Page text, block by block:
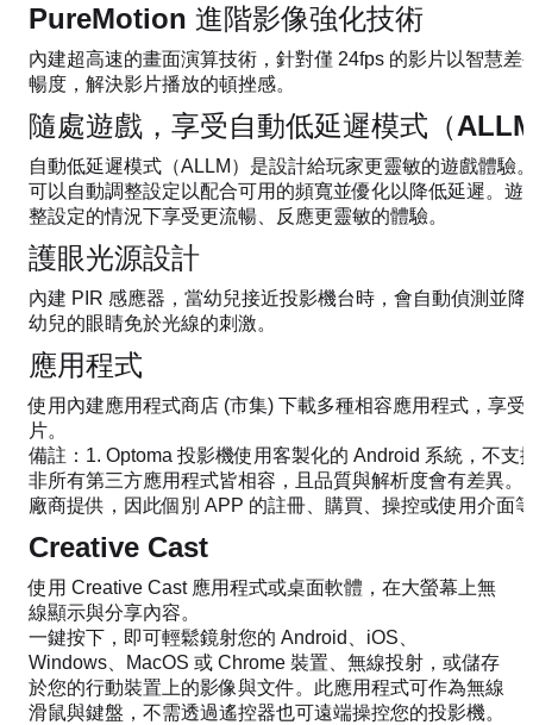
PureMotion 進階影像強化技術
內建超高速的畫面演算技術，針對僅 24fps 的影片以智慧差
暢度，解決影片播放的頓挫感。
隨處遊戲，享受自動低延遲模式（
自動低延遲模式（ALLM）是設計給玩家更靈敏的遊戲體驗
可以自動調整設定以配合可用的頻寬並優化以降低延遲。遊
整設定的情況下享受更流暢、反應更靈敏的體驗。
護眼光源設計
內建 PIR 感應器，當幼兒接近投影機台時，會自動偵測並
幼兒的眼睛免於光線的刺激。
應用程式
使用內建應用程式商店 (市集) 下載多種相容應用程式，享
片。
備註：1. Optoma 投影機使用客製化的 Android 系統，不支
非所有第三方應用程式皆相容，且品質與解析度會有差異。
廠商提供，因此個別 APP 的註冊、購買、操控或使用介面
Creative Cast
使用 Creative Cast 應用程式或桌面軟體，在大螢幕上無
線顯示與分享內容。
一鍵按下，即可輕鬆鏡射您的 Android、iOS、
Windows、MacOS 或 Chrome 裝置、無線投射，或儲存
於您的行動裝置上的影像與文件。此應用程式可作為無線
滑鼠與鍵盤，不需透過遙控器也可遠端操控您的投影機。